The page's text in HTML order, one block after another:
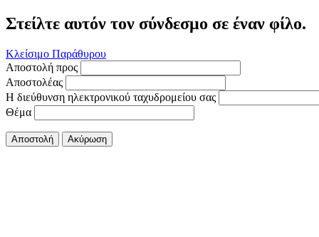
Στείλτε αυτόν τον σύνδεσμο σε έναν φίλο.
Κλείσιμο Παράθυρου
Αποστολή προς
Αποστολέας
Η διεύθυνση ηλεκτρονικού ταχυδρομείου σας
Θέμα
Αποστολή Ακύρωση